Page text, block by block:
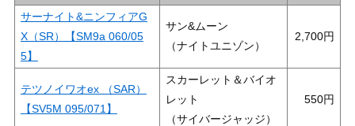
サーナイト&ニンフィアG
X（SR）【SM9a 060/05
5】
サン&ムーン
（ナイトユニゾン）
2,700
テツノイワオex （SAR）
【SV5M 095/071】
スカーレット＆バイオ
レット
（サイバージャッジ）
550